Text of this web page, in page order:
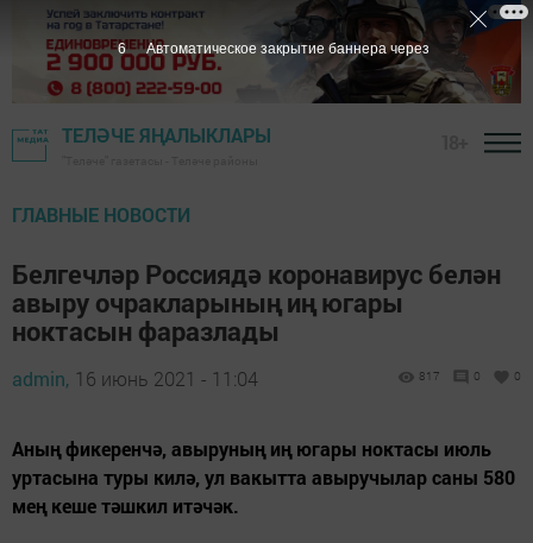
ТЕЛӘЧЕ ЯҢАЛЫКЛАРЫ
ГЛАВНЫЕ НОВОСТИ
Белгечләр Россиядә коронавирус белән
авыру очракларының иң югары
ноктасын фаразлады
admin, 16 июнь 2021 - 11:04 817 0 0
Аның фикеренчә, авыруның иң югары ноктасы июль
уртасына туры килә, ул вакытта авыручылар саны 580
мең кеше тәшкил итәчәк.
5 Автоматическое закрытие баннера через